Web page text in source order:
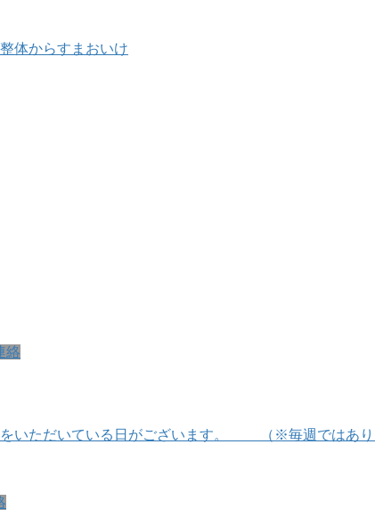
絡
いただいている日がございます。 （※毎週ではあ